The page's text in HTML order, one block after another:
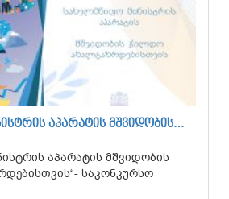
ᲐᲞᲐᲠᲐᲢᲘᲡ ᲛᲨᲕᲘᲓᲝᲑᲘᲡ…
აპარატის მშვიდობის
საკონკურსო